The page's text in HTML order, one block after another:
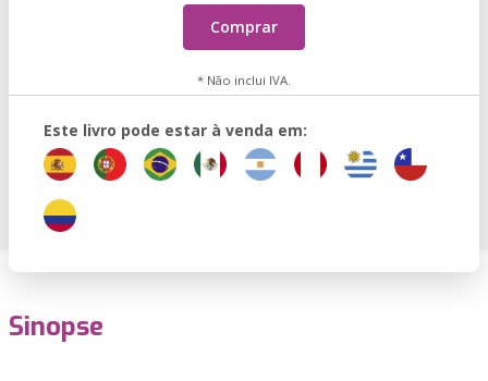
Comprar
* Não inclui IVA.
Este livro pode estar à venda em:
Sinopse